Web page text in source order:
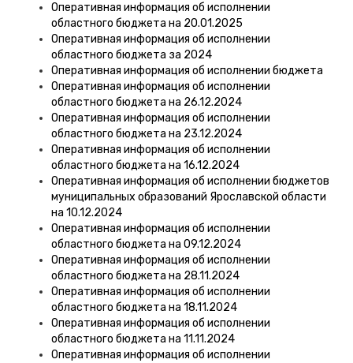
Оперативная информация об исполнении
областного бюджета на 20.01.2025
Оперативная информация об исполнении
областного бюджета за 2024
Оперативная информация об исполнении бюджета
Оперативная информация об исполнении
областного бюджета на 26.12.2024
Оперативная информация об исполнении
областного бюджета на 23.12.2024
Оперативная информация об исполнении
областного бюджета на 16.12.2024
Оперативная информация об исполнении бюджетов
муниципальных образований Ярославской области
на 10.12.2024
Оперативная информация об исполнении
областного бюджета на 09.12.2024
Оперативная информация об исполнении
областного бюджета на 28.11.2024
Оперативная информация об исполнении
областного бюджета на 18.11.2024
Оперативная информация об исполнении
областного бюджета на 11.11.2024
Оперативная информация об исполнении